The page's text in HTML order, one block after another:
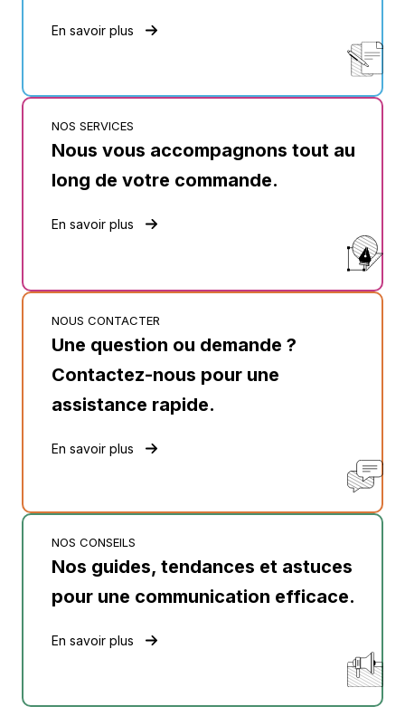
En savoir plus
NOS SERVICES
Nous vous accompagnons tout au
long de votre commande.
En savoir plus
NOUS CONTACTER
Une question ou demande ?
Contactez-nous pour une
assistance rapide.
En savoir plus
NOS CONSEILS
Nos guides, tendances et astuces
pour une communication efficace.
En savoir plus